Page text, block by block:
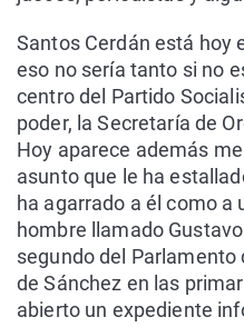
Santos Cerdán está hoy
eso no sería tanto si no
centro del Partido
poder, la Secretaría de
Hoy aparece además
asunto que le ha
ha agarrado a él como a
hombre llamado
segundo del Parlamento
de Sánchez en las
abierto un expediente